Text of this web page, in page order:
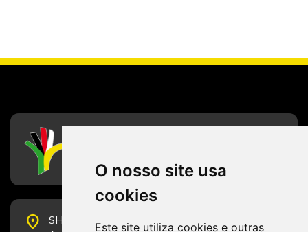
O nosso site usa
cookies
Este site utiliza cookies e outras
place
SHS Quadra 6, Bloco E, Complexo Brasil 21, 20º